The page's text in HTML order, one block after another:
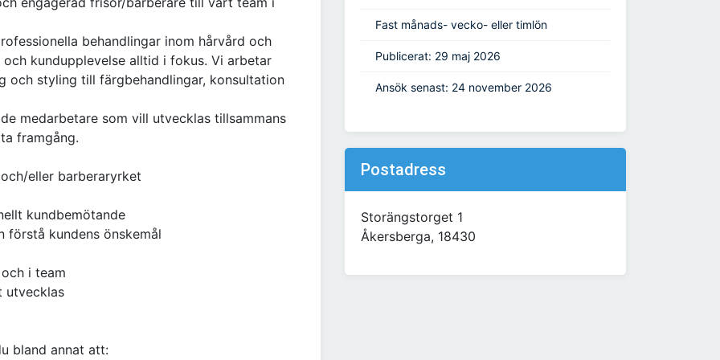
behandlingar inom hårvård och
kundupplevelse alltid i fokus. Vi arbetar
och styling till färgbehandlingar, konsultation
medarbetare som vill utvecklas tillsammans
framgång.
eller barberaryrket
kundbemötande
förstå kundens önskemål
i team
utvecklas
bland annat att:
Fast månads- vecko- eller timlön
Publicerat: 29 maj 2026
Ansök senast: 24 november 2026
Postadress
Storängstorget 1
Åkersberga, 18430